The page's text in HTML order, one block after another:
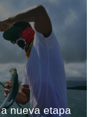
nueva etapa